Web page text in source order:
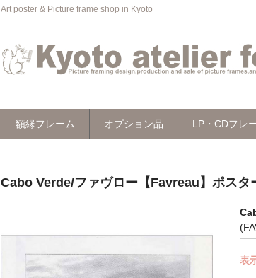
Art poster & Picture frame shop in Kyoto
額縁フレーム オプション品 LP・CDフレ
Cabo Verde/ファヴロー【Favreau】ポスタ
表